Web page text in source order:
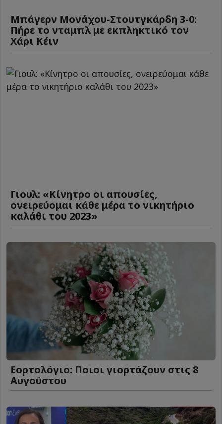
Μπάγερν Μονάχου-Στουτγκάρδη 3-0:
Πήρε το νταμπλ με εκπληκτικό τον
Χάρι Κέιν
Γιουλ: «Κίνητρο οι απουσίες,
ονειρεύομαι κάθε μέρα το νικητήριο
καλάθι του 2023»
Εορτολόγιο: Ποιοι γιορτάζουν στις 8
Αυγούστου